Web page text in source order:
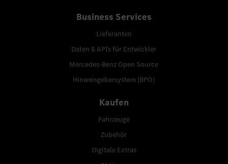
Business Services
Lieferanten
Daten & APIs für Entwickler
Mercedes-Benz Open Source
Hinweisgebersystem (BPO)
Kaufen
Fahrzeuge
Zubehör
Digitale Extras